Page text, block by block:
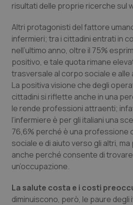
Puglia
Sardegna
Sicilia
Toscana
Umbria
Valle D’Aosta
Veneto
Malattie rare
Malattia di Crohn &
Neuroscienze &
Obesità
Oftalmologia
Oncodermatologia
Oncoematologia
Oncologia & Nutrizione
risultati delle proprie ricerche sul
Altri protagonisti del fattore
infermieri; tra i cittadini entrati in
nell’ultimo anno, oltre il 75%
positivo, e tale quota rimane
trasversale al corpo sociale e
La positiva visione che degli
cittadini si riflette anche in una
le rende professioni attraenti;
l’infermiere è per gli italiani una
76,6% perché è una professione
sociale e di aiuto verso gli altri, ma
anche perché consente di
un’occupazione.
La salute costa e i costi
diminuiscono, però, le paure degli